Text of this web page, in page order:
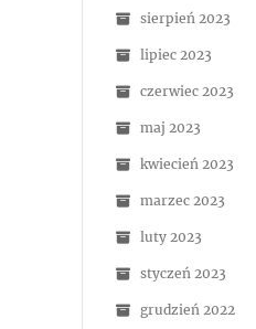
sierpień 2023
lipiec 2023
czerwiec 2023
maj 2023
kwiecień 2023
marzec 2023
luty 2023
styczeń 2023
grudzień 2022